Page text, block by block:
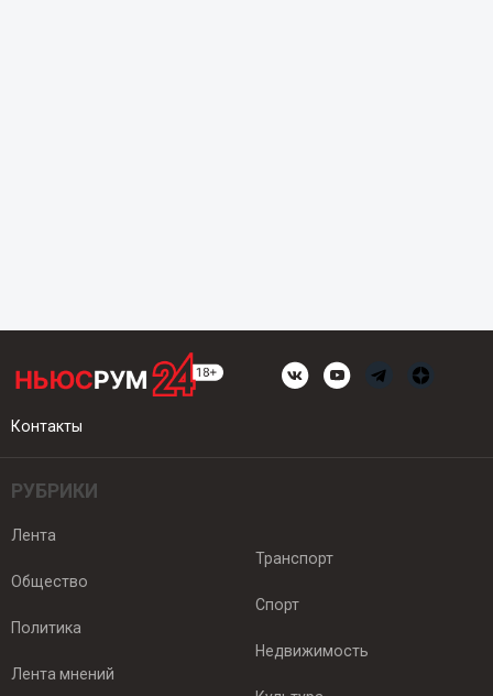
Контакты
РУБРИКИ
Лента
Общество
Политика
Лента мнений
Транспорт
Спорт
Недвижимость